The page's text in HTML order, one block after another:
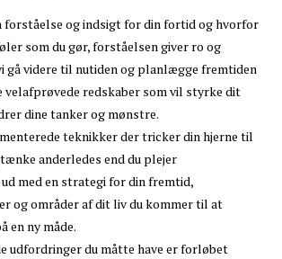
forståelse og indsigt for din fortid og hvorfor
som du gør, forståelsen giver ro og
gå videre til nutiden og planlægge fremtiden
velafprøvede redskaber som vil styrke dit
dine tanker og mønstre.
teknikker der tricker din hjerne til
anderledes end du plejer
med en strategi for din fremtid,
og områder af dit liv du kommer til at
en ny måde.
udfordringer du måtte have er forløbet